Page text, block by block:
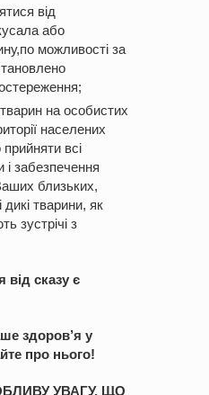
від
або
можливості за
на особистих
населених
прийняти всі
і забезпечення
близьких,
дикі тварини, як
зустрічі з
від сказу є
здоров’я у
про нього!
УВАГУ, ЩО